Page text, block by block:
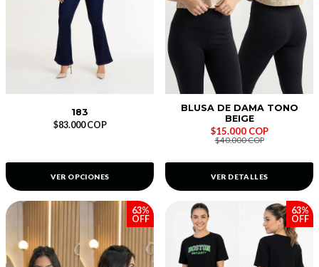
183
$83.000 COP
VER OPCIONES
BLUSA DE DAMA TONO
BEIGE
$15.000 COP
$40.000 COP
VER DETALLES
63%
OFF
63%
OFF